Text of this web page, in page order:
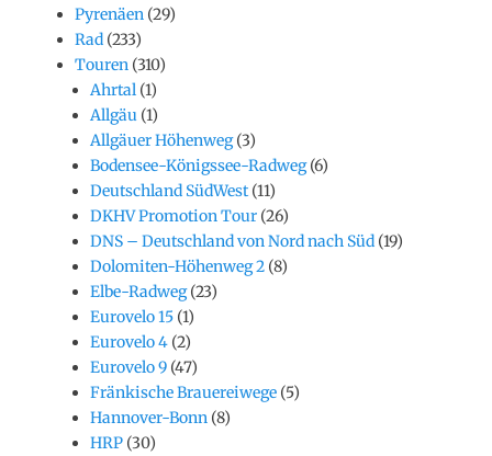
Pyrenäen (29)
Rad (233)
Touren (310)
Ahrtal (1)
Allgäu (1)
Allgäuer Höhenweg(3)
Bodensee-Königssee-Radweg(6)
Deutschland SüdWest (11)
DKHV Promotion Tour (26)
DNS – Deutschland von Nord nach Süd (19)
Dolomiten-Höhenweg 2 (8)
Elbe-Radweg(23)
Eurovelo 15 (1)
Eurovelo 4 (2)
Eurovelo 9 (47)
Fränkische Brauereiwege (5)
Hannover-Bonn (8)
HRP (30)